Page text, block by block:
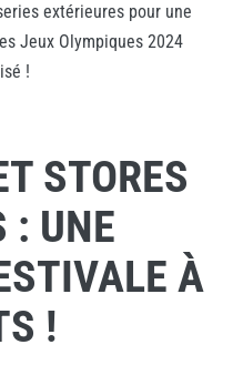
extérieures pour une
Jeux Olympiques 2024
!
STORES
: UNE
À
!